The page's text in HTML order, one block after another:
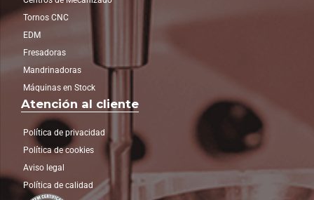
Tornos CNC
EDM
Fresadoras
Mandrinadoras
Máquinas en Stock
Atención al cliente
Política de privacidad
Política de cookies
Aviso legal
Política de calidad